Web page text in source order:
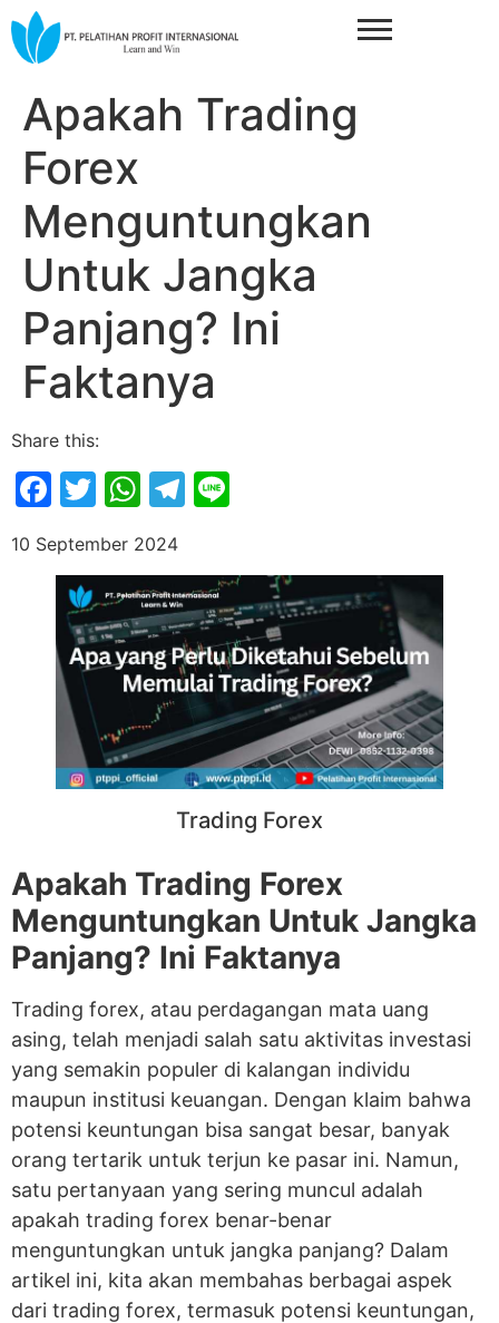
Apakah Trading
Forex
Menguntungkan
Untuk Jangka
Panjang? Ini
Faktanya
Share this:
Facebook
Twitter
WhatsApp
Telegram
10 September 2024
Trading Forex
Apakah Trading Forex
Menguntungkan Untuk Jangka
Panjang? Ini Faktanya
Trading forex, atau perdagangan mata uang
asing, telah menjadi salah satu aktivitas investasi
yang semakin populer di kalangan individu
maupun institusi keuangan. Dengan klaim bahwa
potensi keuntungan bisa sangat besar, banyak
orang tertarik untuk terjun ke pasar ini. Namun,
satu pertanyaan yang sering muncul adalah
apakah trading forex benar-benar
menguntungkan untuk jangka panjang? Dalam
artikel ini, kita akan membahas berbagai aspek
dari trading forex, termasuk potensi keuntungan,